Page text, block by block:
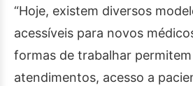
“Hoje, existem diversos
acessíveis para novos
formas de trabalhar
atendimentos, acesso a